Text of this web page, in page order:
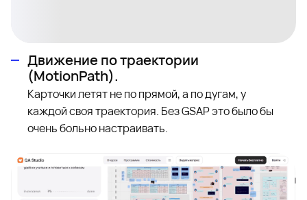
Движение по траектории
(MotionPath).
Карточки летят не по прямой, а по дугам, у
каждой своя траектория. Без GSAP это было бы
очень больно настраивать.